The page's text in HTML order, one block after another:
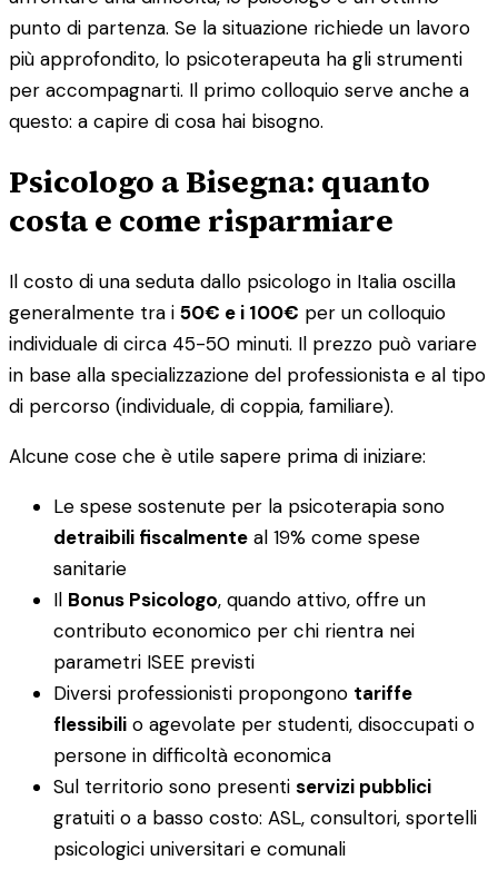
punto di partenza. Se la situazione richiede un lavoro
più approfondito, lo psicoterapeuta ha gli strumenti
per accompagnarti. Il primo colloquio serve anche a
questo: a capire di cosa hai bisogno.
Psicologo a Bisegna: quanto
costa e come risparmiare
Il costo di una seduta dallo psicologo in Italia oscilla
generalmente tra i 50€ e i 100€ per un colloquio
individuale di circa 45-50 minuti. Il prezzo può variare
in base alla specializzazione del professionista e al tipo
di percorso (individuale, di coppia, familiare).
Alcune cose che è utile sapere prima di iniziare:
Le spese sostenute per la psicoterapia sono
detraibili fiscalmente al 19% come spese
sanitarie
Il Bonus Psicologo, quando attivo, offre un
contributo economico per chi rientra nei
parametri ISEE previsti
Diversi professionisti propongono tariffe
flessibili o agevolate per studenti, disoccupati o
persone in difficoltà economica
Sul territorio sono presenti servizi pubblici
gratuiti o a basso costo: ASL, consultori, sportelli
psicologici universitari e comunali